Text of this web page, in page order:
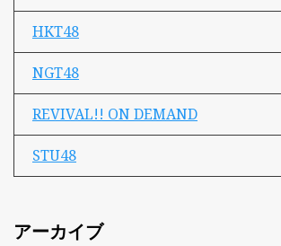
HKT48
NGT48
REVIVAL!! ON DEMAND
STU48
アーカイブ